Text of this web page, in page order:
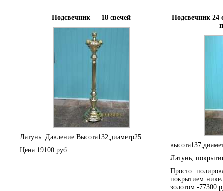
Подсвечник — 18 свечей
Латунь. Давление.Высота132,диаметр25
Цена 19100 руб.
Подсвечник 24
Латунь,
Просто
покрытием
золотом -77300